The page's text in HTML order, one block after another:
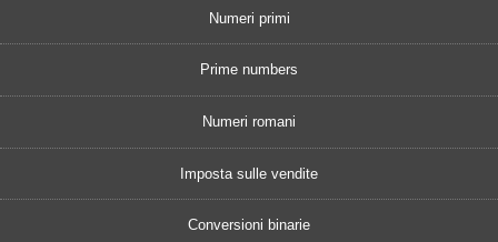
Numeri primi
Prime numbers
Numeri romani
Imposta sulle vendite
Conversioni binarie